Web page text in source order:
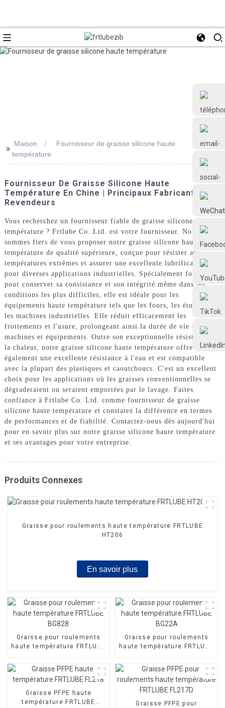
+86 18126677577
Frtlube
FRTLUBE
@FRTLUBE8
@FRTLUBE8
>> Maison
Fournisseur de graisse silicone haute
température
Fournisseur De Graisse Silicone Haute
Température En Chine | Principaux Fabricants Et
Revendeurs
Vous recherchez un fournisseur fiable de graisse silicone haute
température ? Frtlube Co. Ltd. est votre fournisseur. Nous
sommes fiers de vous proposer notre graisse silicone haute
température de qualité supérieure, conçue pour résister aux
températures extrêmes et assurer une excellente lubrification
pour diverses applications industrielles. Spécialement formulée
pour conserver sa consistance et son intégrité même dans les
conditions les plus difficiles, elle est idéale pour les
équipements haute température tels que les fours, les étuves et
les machines industrielles. Elle réduit efficacement les
frottements et l'usure, prolongeant ainsi la durée de vie de vos
machines et équipements. Outre son exceptionnelle résistance à
la chaleur, notre graisse silicone haute température offre
également une excellente résistance à l'eau et est compatible
avec la plupart des plastiques et caoutchoucs. C'est un excellent
choix pour les applications où les graisses conventionnelles se
dégraderaient ou seraient emportées par le lavage. Faites
confiance à Frtlube Co. Ltd. comme fournisseur de graisse
silicone haute température et constatez la différence en termes
de performances et de fiabilité. Contactez-nous dès aujourd'hui
pour en savoir plus sur notre graisse silicone haute température
et ses avantages pour votre entreprise.
Produits Connexes
Graisse pour roulements haute température FRTLUBE
HT206
En savoir plus
Graisse pour roulements
haute température FRTLUBE
Graisse pour roulements
haute température FRTLUBE
Graisse PFPE haute
température FRTLUBE
Graisse PFPE pour